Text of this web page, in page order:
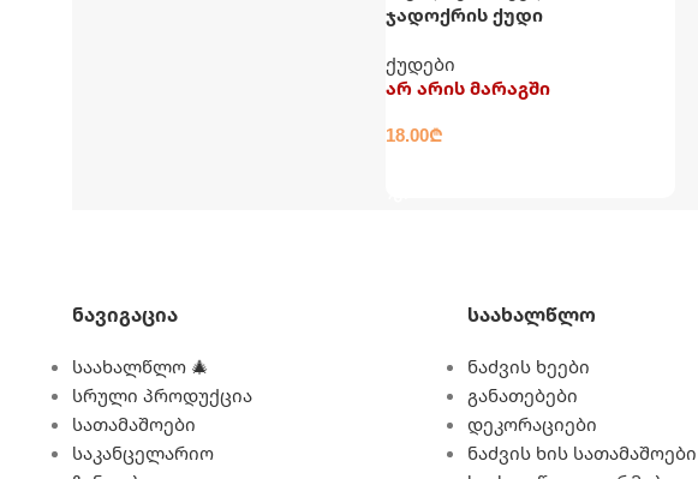
ჯადოქრის ქუდი
ქუდები
არ არის მარაგში
18.00₾
Ნავიგაცია
საახალწლო 🎄
სრული პროდუქცია
სათამაშოები
საკანცელარიო
Საახალწლო
ნაძვის ხეები
განათებები
დეკორაციები
ნაძვის ხის სათამაშოები